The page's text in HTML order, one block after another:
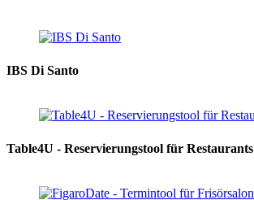
IBS Di Santo
Table4U - Reservierungstool für Restaurants